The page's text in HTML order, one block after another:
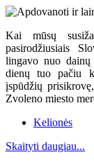
Kai mūsų
pasirodžiusiais
lingavo nuo
dienų tuo pačiu
įspūdžių
Zvoleno miesto
Kelionės
Skaityti daugiau...